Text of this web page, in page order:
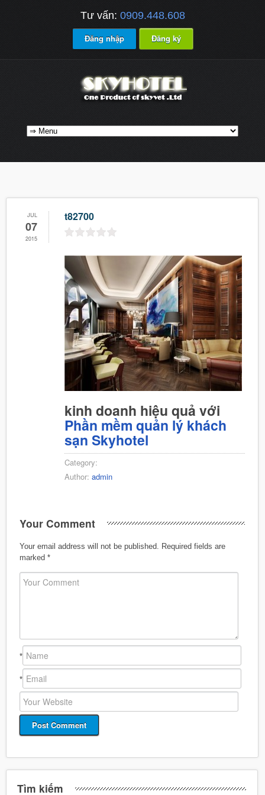
Tư vấn: 0909.448.608
Đăng nhập Đăng ký
JUL
07
2015
t82700
kinh doanh hiệu quả với
Phần mềm quản lý khách
sạn Skyhotel
Category:
Author: admin
Your Comment
Your email address will not be published.
Required fields are
marked *
*
*
Tìm kiếm